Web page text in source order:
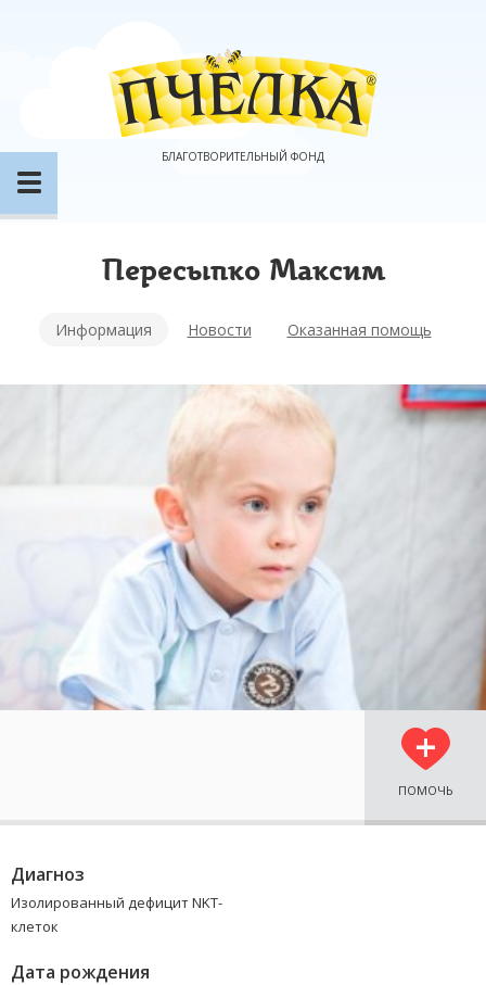
БЛАГОТВОРИТЕЛЬНЫЙ ФОНД
Пересыпко Максим
Информация Новости Оказанная помощь
ПОМОЧЬ
Диагноз
Изолированный дефицит NKT-
клеток
Дата рождения